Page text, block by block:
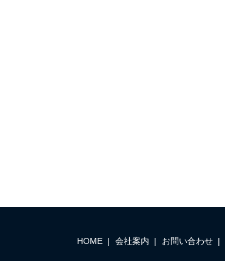
HOME 会社案内 お問い合わせ